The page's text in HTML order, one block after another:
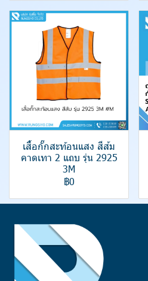
เสื้อกั๊กสะท้อนแสง สีส้ม
คาดเทา 2 แถบ รุ่น 2925
3M
฿0